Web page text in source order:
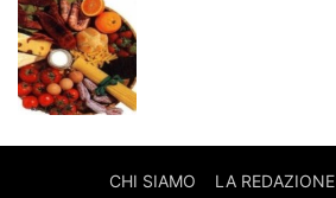
CHI SIAMO LA REDAZIONE